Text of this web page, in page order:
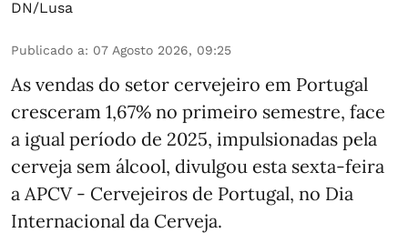
DN/Lusa
Publicado a: 07 Agosto 2026, 09:25
As vendas do setor cervejeiro em Portugal
cresceram 1,67% no primeiro semestre, face
a igual período de 2025, impulsionadas pela
cerveja sem álcool, divulgou esta sexta-feira
a APCV - Cervejeiros de Portugal, no Dia
Internacional da Cerveja.